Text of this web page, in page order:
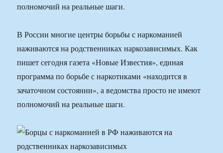
полномочий на реальные шаги.
В России многие центры борьбы с наркоманией
наживаются на родственниках наркозависимых. Как
пишет сегодня газета «Новые Известия», единая
программа по борьбе с наркотиками «находится в
зачаточном состоянии», а ведомства просто не имеют
полномочий на реальные шаги.